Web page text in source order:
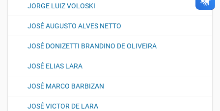
JORGE LUIZ VOLOSKI
JOSÉ AUGUSTO ALVES NETTO
JOSÉ DONIZETTI BRANDINO DE OLIVEIRA
JOSÉ ELIAS LARA
JOSÉ MARCO BARBIZAN
JOSÉ VICTOR DE LARA